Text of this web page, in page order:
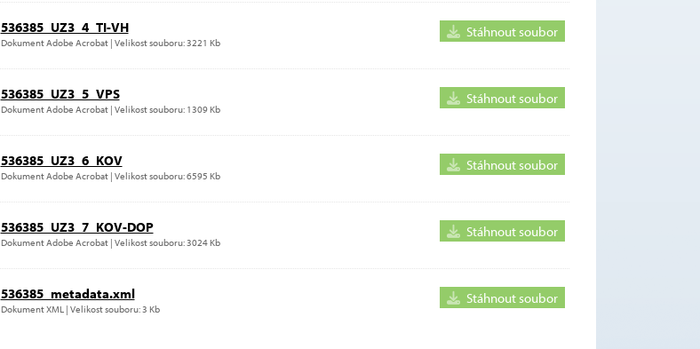
Stáhnout soubor
536385_UZ3_4_TI-VH
Dokument Adobe Acrobat | Velikost souboru: 3221 Kb
Stáhnout soubor
536385_UZ3_5_VPS
Dokument Adobe Acrobat | Velikost souboru: 1309 Kb
Stáhnout soubor
536385_UZ3_6_KOV
Dokument Adobe Acrobat | Velikost souboru: 6595 Kb
Stáhnout soubor
536385_UZ3_7_KOV-DOP
Dokument Adobe Acrobat | Velikost souboru: 3024 Kb
Stáhnout soubor
536385_metadata.xml
Dokument XML | Velikost souboru: 3 Kb